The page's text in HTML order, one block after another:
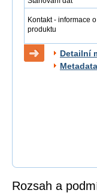
Kontakt - informace o
produktu
Detailní
Rozsah a